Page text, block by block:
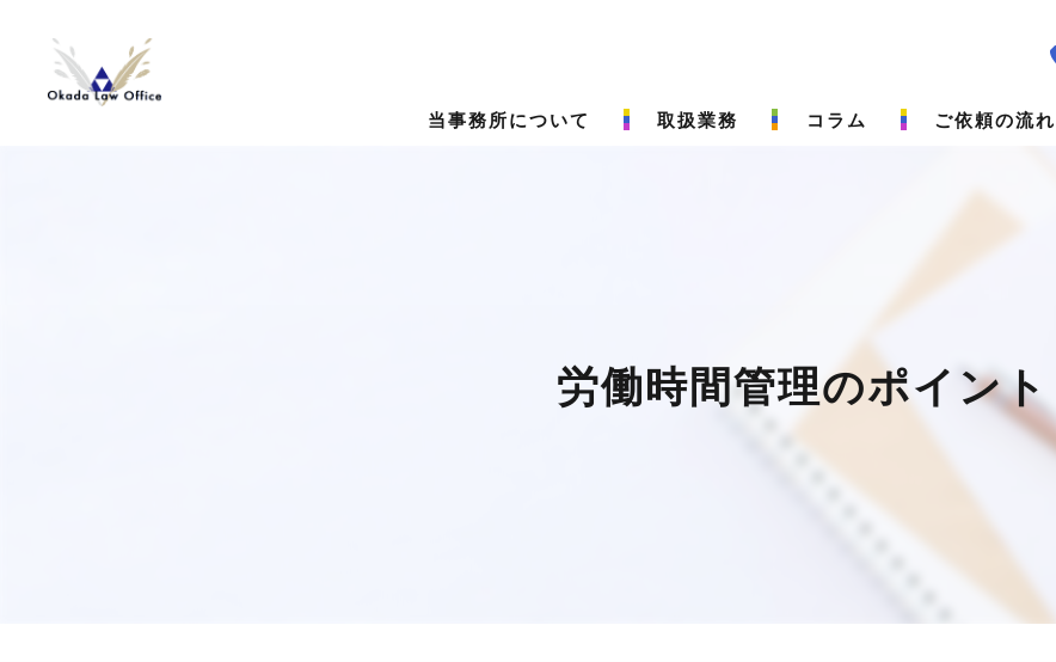
当事務所について 取扱業務 コラム ご依頼の流れ
労働時間管理のポイント